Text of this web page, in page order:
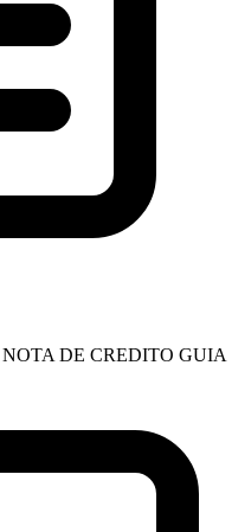
NOTA DE CREDITO GUIA